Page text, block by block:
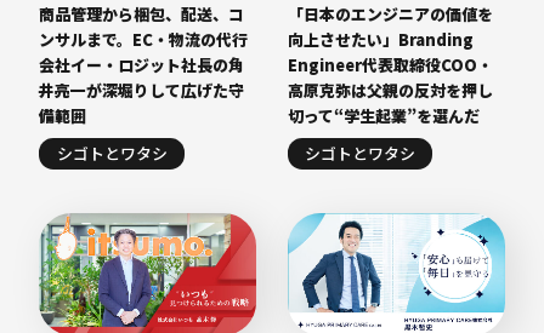
商品管理から梱包、配送、コ
ンサルまで。EC・物流の代行
会社イー・ロジット社長の角
井亮一が深堀りして広げた守
備範囲
シゴトとワタシ
「日本のエンジニアの価値を
向上させたい」Branding
Engineer代表取締役COO・
高原克弥は父親の反対を押し
切って“学生起業”を選んだ
シゴトとワタシ